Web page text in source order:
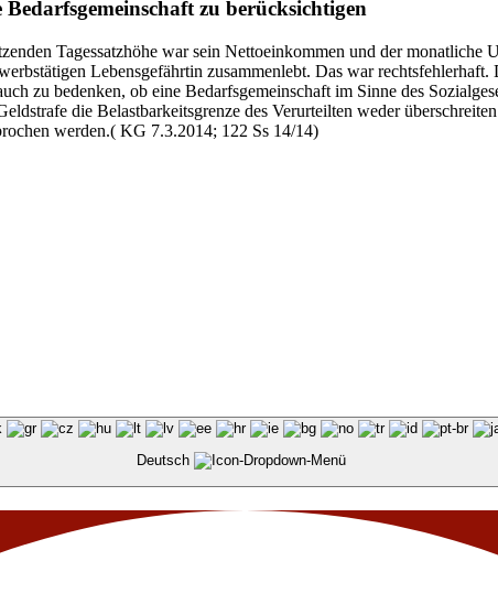
Bedarfsgemeinschaft zu berücksichtigen
Tagessatzhöhe war sein Nettoeinkommen und der
Lebensgefährtin zusammenlebt. Das war rechtsfehlerhaft.
zu bedenken, ob eine Bedarfsgemeinschaft im Sinne des
die Belastbarkeitsgrenze des Verurteilten weder
werden.( KG 7.3.2014; 122 Ss 14/14)
Deutsch